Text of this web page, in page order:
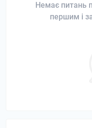
Немає питань
першим і